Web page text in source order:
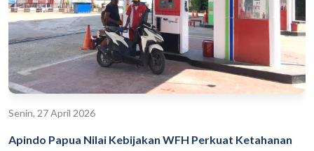
Senin, 27 April 2026
Apindo Papua Nilai Kebijakan WFH Perkuat Ketahanan